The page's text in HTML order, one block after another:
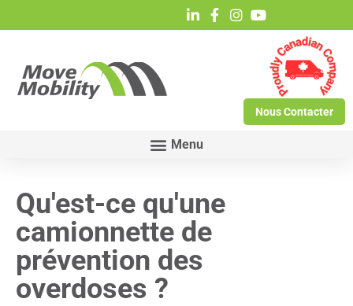
Nous Contacter
Qu'est-ce qu'une
camionnette de
prévention des
overdoses ?